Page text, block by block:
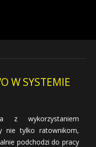
W SYSTEMIE
z wykorzystaniem
nie tylko ratownikom,
podchodzi do pracy